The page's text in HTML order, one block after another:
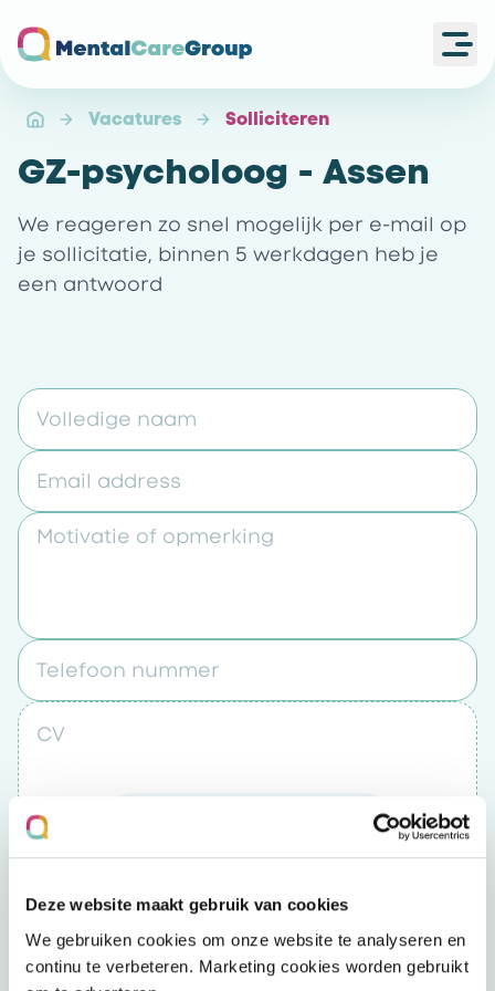
Deze website maakt gebruik van cookies
We gebruiken cookies om onze website te analyseren en
continu te verbeteren. Marketing cookies worden gebruikt
Vacatures Solliciteren
GZ-psycholoog - Assen
We reageren zo snel mogelijk per e-mail op
je sollicitatie, binnen 5 werkdagen heb je
een antwoord
Volledige naam
Email address
Motivatie of opmerking
Telefoon nummer
CV
Door op “verzenden” te klikken accepteert u
privacybeleid
Verzenden